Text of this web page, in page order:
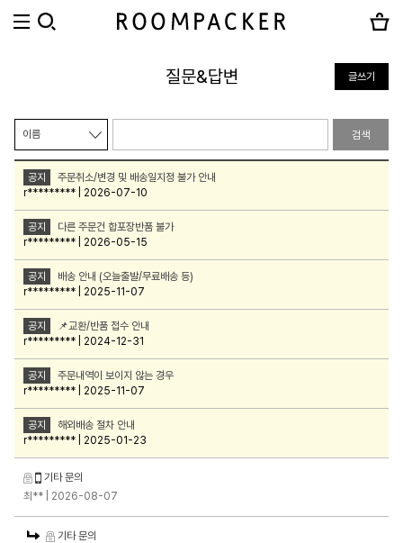
질문&답변 글쓰기
검색
공지
주문취소/변경 및 배송일지정 불가 안내
r********* | 2026-07-10
공지
다른 주문건 합포장반품 불가
r********* | 2026-05-15
공지
배송 안내 (오늘출발/무료배송 등)
r********* | 2025-11-07
공지
📌교환/반품 접수 안내
r********* | 2024-12-31
공지
주문내역이 보이지 않는 경우
r********* | 2025-11-07
공지
해외배송 절차 안내
r********* | 2025-01-23
기타 문의
최**
| 2026-08-07
기타 문의